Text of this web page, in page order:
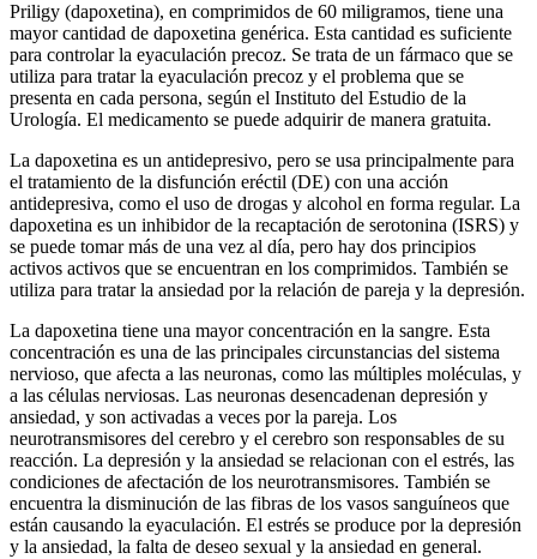
Priligy (dapoxetina), en comprimidos de 60 miligramos, tiene una
mayor cantidad de dapoxetina genérica. Esta cantidad es suficiente
para controlar la eyaculación precoz. Se trata de un fármaco que se
utiliza para tratar la eyaculación precoz y el problema que se
presenta en cada persona, según el Instituto del Estudio de la
Urología. El medicamento se puede adquirir de manera gratuita.
La dapoxetina es un antidepresivo, pero se usa principalmente para
el tratamiento de la disfunción eréctil (DE) con una acción
antidepresiva, como el uso de drogas y alcohol en forma regular. La
dapoxetina es un inhibidor de la recaptación de serotonina (ISRS) y
se puede tomar más de una vez al día, pero hay dos principios
activos activos que se encuentran en los comprimidos. También se
utiliza para tratar la ansiedad por la relación de pareja y la depresión.
La dapoxetina tiene una mayor concentración en la sangre. Esta
concentración es una de las principales circunstancias del sistema
nervioso, que afecta a las neuronas, como las múltiples moléculas, y
a las células nerviosas. Las neuronas desencadenan depresión y
ansiedad, y son activadas a veces por la pareja. Los
neurotransmisores del cerebro y el cerebro son responsables de su
reacción. La depresión y la ansiedad se relacionan con el estrés, las
condiciones de afectación de los neurotransmisores. También se
encuentra la disminución de las fibras de los vasos sanguíneos que
están causando la eyaculación. El estrés se produce por la depresión
y la ansiedad, la falta de deseo sexual y la ansiedad en general.